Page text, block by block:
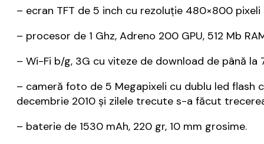
– ecran TFT de 5 inch cu rezoluție 480×800
– procesor de 1 Ghz, Adreno 200 GPU, 512 Mb
– Wi-Fi b/g, 3G cu viteze de download de până la
– cameră foto de 5 Megapixeli cu dublu led flash
decembrie 2010 și zilele trecute s-a făcut
– baterie de 1530 mAh, 220 gr, 10 mm grosime.